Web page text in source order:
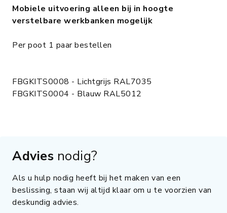
Mobiele uitvoering alleen bij in hoogte
verstelbare werkbanken mogelijk
Per poot 1 paar bestellen
FBGKITS0008 - Lichtgrijs RAL7035
FBGKITS0004 - Blauw RAL5012
Advies nodig?
Als u hulp nodig heeft bij het maken van een
beslissing, staan wij altijd klaar om u te voorzien van
deskundig advies.